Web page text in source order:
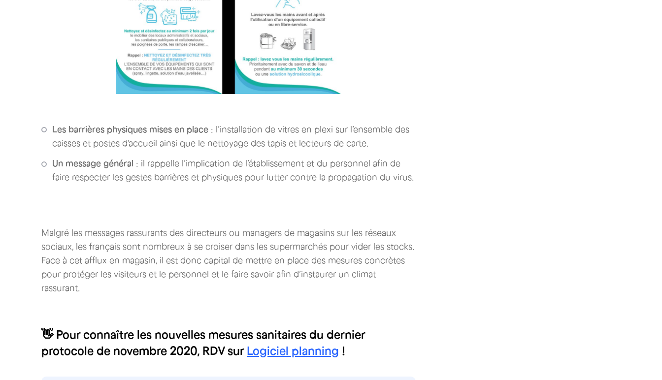
Les barrières physiques mises en place : l’installation de vitres en plexi sur l’ensemble des
caisses et postes d’accueil ainsi que le nettoyage des tapis et lecteurs de carte.
Un message général : il rappelle l’implication de l’établissement et du personnel afin de
faire respecter les gestes barrières et physiques pour lutter contre la propagation du virus.
Malgré les messages rassurants des directeurs ou managers de magasins sur les réseaux
sociaux, les français sont nombreux à se croiser dans les supermarchés pour vider les stocks.
Face à cet afflux en magasin, il est donc capital de mettre en place des mesures concrètes
pour protéger les visiteurs et le personnel et le faire savoir afin d’instaurer un climat
rassurant.
👋 Pour connaître les nouvelles mesures sanitaires du dernier
protocole de novembre 2020, RDV sur Logiciel planning !